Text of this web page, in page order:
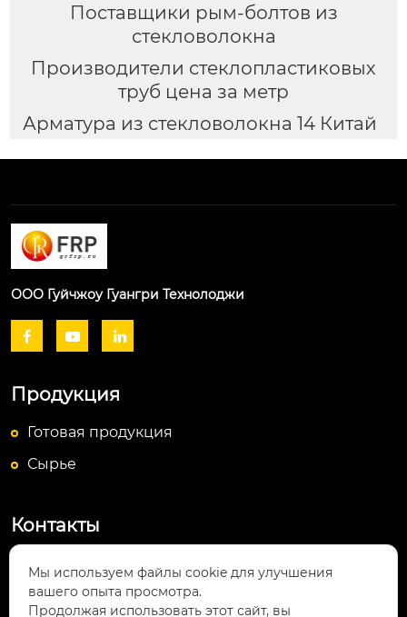
Поставщики рым-болтов из
стекловолокна
Производители стеклопластиковых
труб цена за метр
Арматура из стекловолокна 14 Китай
ООО Гуйчжоу Гуангри Технолоджи
  
Продукция
Готовая продукция
Сырье
Контакты

Посёлок Байюньшань, уезд Чаншунь,
провинция Гуйчжоу
Мы используем файлы cookie для улучшения
вашего опыта просмотра.
Продолжая использовать этот сайт, вы